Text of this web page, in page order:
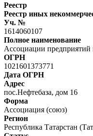
Реестр
Реестр иных
Уч. №
1614060107
Полное наименование
Ассоциации предприятий
ОГРН
1021601373771
Дата ОГРН
Адрес
пос.Нефтебаза, дом 16
Форма
Ассоциация (союз)
Регион
Республика Татарстан